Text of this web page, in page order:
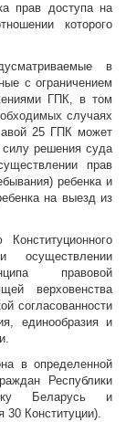
прав доступа на
которого
в
с ограничением
ГПК, в том
случаях
25 ГПК может
силу решения суда
прав
ребенка и
на выезд из
правовой
верховенства
согласованности
единообразия и
в определенной
Республики
Беларусь и
30 Конституции).